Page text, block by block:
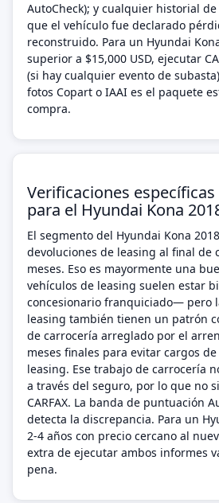
AutoCheck); y cualquier historial
que el vehículo fue declarado
reconstruido. Para un Hyundai
superior a $15,000 USD, ejecutar
(si hay cualquier evento de
fotos Copart o IAAI es el paquete
compra.
Verificaciones
para el Hyundai Kona
El segmento del Hyundai Kona
devoluciones de leasing al final de
meses. Eso es mayormente una
vehículos de leasing suelen estar
concesionario franquiciado— pero
leasing también tienen un patrón
de carrocería arreglado por el
meses finales para evitar cargos
leasing. Ese trabajo de carrocería
a través del seguro, por lo que no
CARFAX. La banda de puntuación
detecta la discrepancia. Para un
2-4 años con precio cercano al
extra de ejecutar ambos informes
pena.